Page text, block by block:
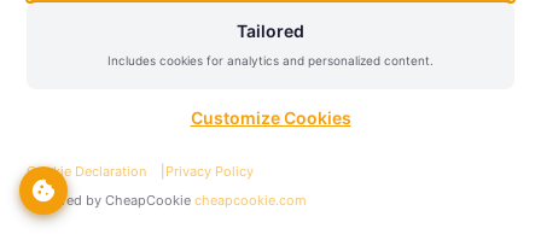
Ring til os og få hjælp i dag. Vi er klar alle ugens dage.
Tailored
Includes cookies for analytics and personalized content.
Customize Cookies
Cookie Declaration
Privacy Policy
Powered by CheapCookiecheapcookie.com